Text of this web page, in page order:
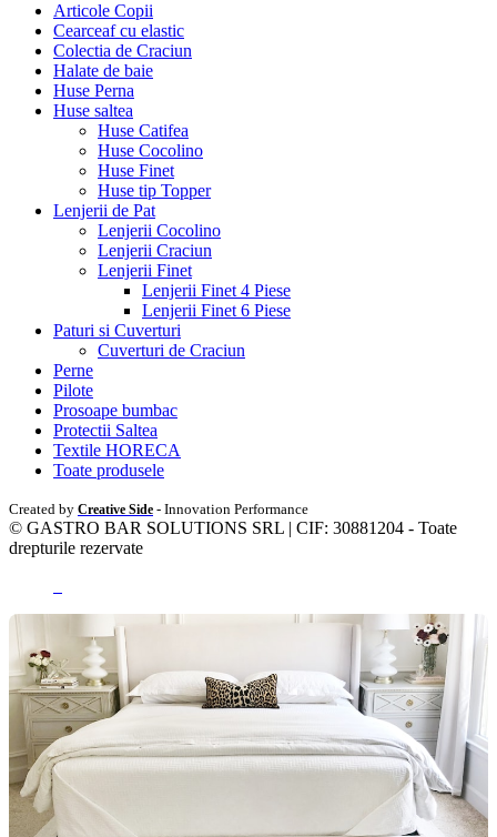
Articole Copii
Cearceaf cu elastic
Colectia de Craciun
Halate de baie
Huse Perna
Huse saltea
Huse Catifea
Huse Cocolino
Huse Finet
Huse tip Topper
Lenjerii de Pat
Lenjerii Cocolino
Lenjerii Craciun
Lenjerii Finet
Lenjerii Finet 4 Piese
Lenjerii Finet 6 Piese
Paturi si Cuverturi
Cuverturi de Craciun
Perne
Pilote
Prosoape bumbac
Protectii Saltea
Textile HORECA
Toate produsele
Created by Creative Side - Innovation Performance
© GASTRO BAR SOLUTIONS SRL | CIF: 30881204 - Toate
drepturile rezervate